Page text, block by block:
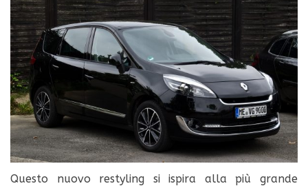
Questo nuovo restyling si ispira alla più grande